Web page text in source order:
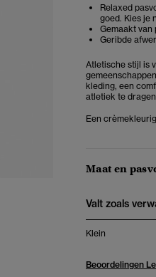
Relaxed
goed. Kies je
Gemaakt van
Geribde
Atletische stijl is
kleding, een
atletiek te
Een
Maat en
Valt zoals
Klein
Beoordelingen